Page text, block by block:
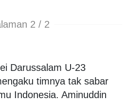
2 / 2
Darussalam U-23
timnya tak sabar
Indonesia. Aminuddin